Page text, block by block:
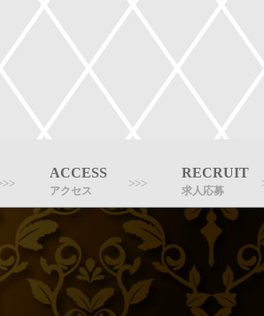
ACCESS
アクセス
RECRUIT
求人応募